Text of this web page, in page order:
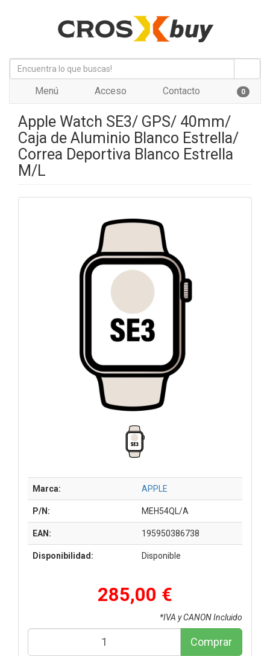
Menú Acceso Contacto 0
Apple Watch SE3/ GPS/ 40mm/
Caja de Aluminio Blanco Estrella/
Correa Deportiva Blanco Estrella
M/L
Marca: APPLE
P/N: MEH54QL/A
EAN: 195950386738
Disponibilidad: Disponible
285,00 €
*IVA y CANON Incluido
Comprar